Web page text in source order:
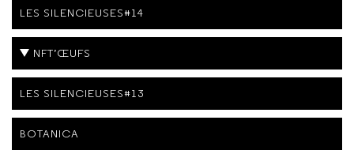
LES SILENCIEUSES#14
NFT’ŒUFS
LES SILENCIEUSES#13
BOTANICA